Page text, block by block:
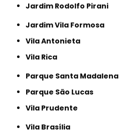
Jardim Rodolfo Pirani
Jardim Vila Formosa
Vila Antonieta
Vila Rica
Parque Santa Madalena
Parque São Lucas
Vila Prudente
Vila Brasília